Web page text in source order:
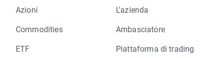
Azioni
Commodities
ETF
L'azienda
Ambasciatore
Piattaforma di trading